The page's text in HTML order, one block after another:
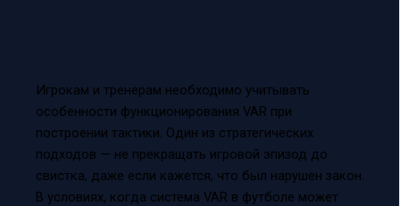
Игрокам и тренерам необходимо учитывать
особенности функционирования VAR при
построении тактики. Один из стратегических
подходов — не прекращать игровой эпизод до
свистка, даже если кажется, что был нарушен закон.
В условиях, когда система VAR в футболе может